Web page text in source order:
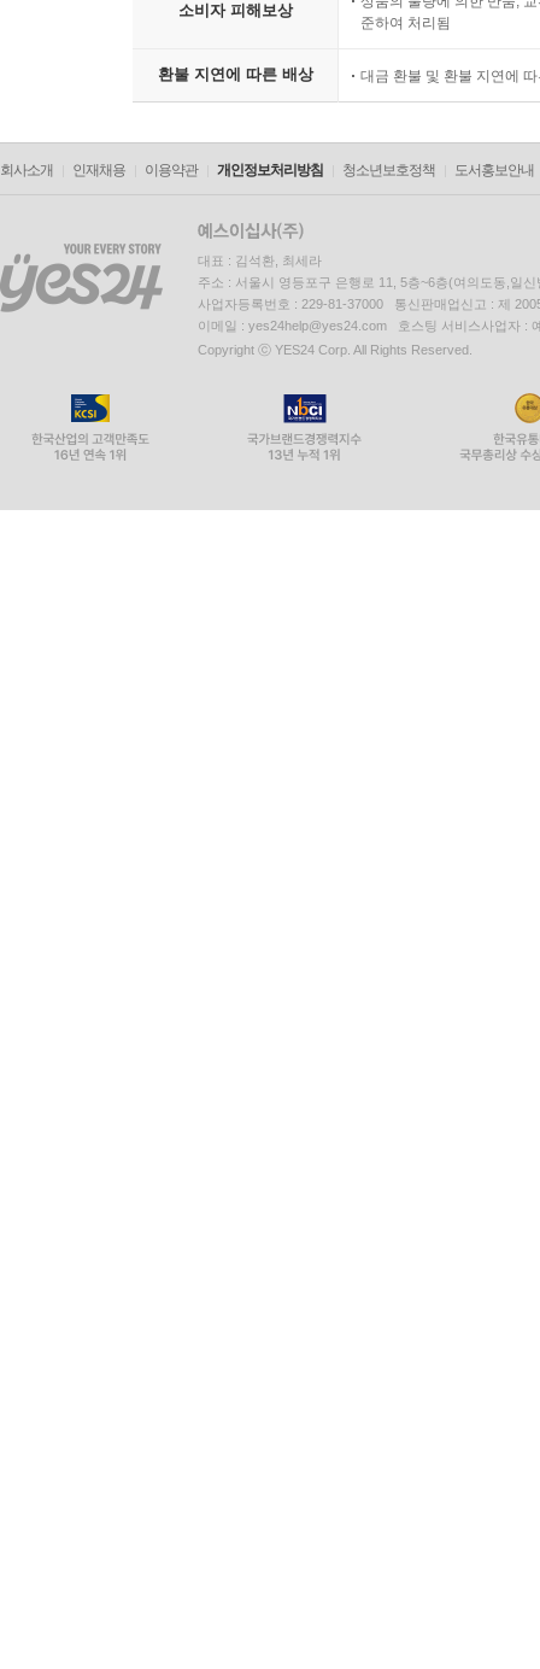
소비자 피해보상
준하여 처리됨
환불 지연에 따른 배상 대금 환불 및 환불 지연에
회사소개 인재채용 이용약관 개인정보처리방침 청소년보호정책 도서홍보안내
대표 : 김석환, 최세라
주소 : 서울시 영등포구 은행로 11, 5층~6층(여의도동,일신
사업자등록번호 : 229-81-37000 통신판매업신고 : 제
이메일 : yes24help@yes24.com 호스팅 서비스사업자 :
Copyright ⓒ YES24 Corp. All Rights Reserved.